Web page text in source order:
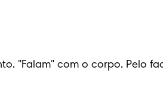
"Falam" com o corpo. Pelo